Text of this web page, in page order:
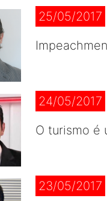
25/05/2017
24/05/2017
O turismo é
23/05/2017